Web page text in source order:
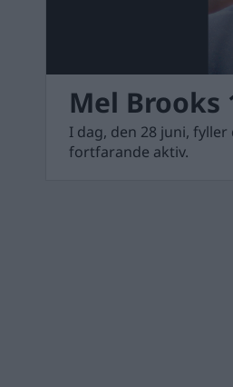
Mel Brooks
I dag, den 28 juni,
fortfarande aktiv.